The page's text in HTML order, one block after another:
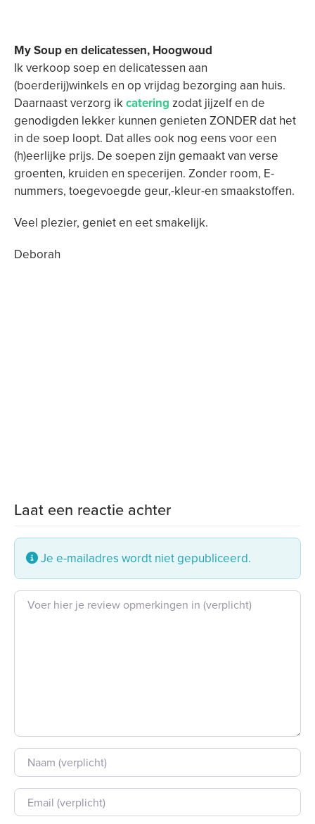
My Soup en delicatessen, Hoogwoud
Ik verkoop soep en delicatessen aan
(boerderij)winkels en op vrijdag bezorging aan huis.
Daarnaast verzorg ikcatering zodat jijzelf en de
genodigden lekker kunnen genieten ZONDER dat het
in de soep loopt. Dat alles ook nog eens voor een
(h)eerlijke prijs. De soepen zijn gemaakt van verse
groenten, kruiden en specerijen. Zonder room, E-
nummers, toegevoegde geur,-kleur-en smaakstoffen.
Veel plezier, geniet en eet smakelijk.
Deborah
Laat een reactie achter
Je e-mailadres wordt niet gepubliceerd.
Beoordeling tekst
Naam
E-mail